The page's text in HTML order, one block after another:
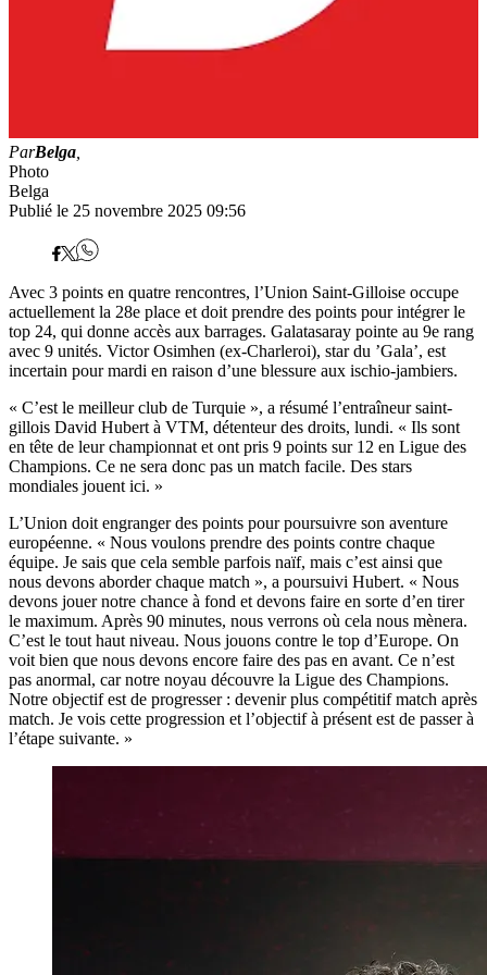
ParBelga
Photo
Belga
Publié le 25 novembre 2025 09:56
Avec 3 points en quatre rencontres, l’Union Saint-Gilloise occupe
actuellement la 28e place et doit prendre des points pour intégrer le
top 24, qui donne accès aux barrages. Galatasaray pointe au 9e rang
avec 9 unités. Victor Osimhen (ex-Charleroi), star du ’Gala’, est
incertain pour mardi en raison d’une blessure aux ischio-jambiers.
« C’est le meilleur club de Turquie », a résumé l’entraîneur saint-
gillois David Hubert à VTM, détenteur des droits, lundi. « Ils sont
en tête de leur championnat et ont pris 9 points sur 12 en Ligue des
Champions. Ce ne sera donc pas un match facile. Des stars
mondiales jouent ici. »
L’Union doit engranger des points pour poursuivre son aventure
européenne. « Nous voulons prendre des points contre chaque
équipe. Je sais que cela semble parfois naïf, mais c’est ainsi que
nous devons aborder chaque match », a poursuivi Hubert. « Nous
devons jouer notre chance à fond et devons faire en sorte d’en tirer
le maximum. Après 90 minutes, nous verrons où cela nous mènera.
C’est le tout haut niveau. Nous jouons contre le top d’Europe. On
voit bien que nous devons encore faire des pas en avant. Ce n’est
pas anormal, car notre noyau découvre la Ligue des Champions.
Notre objectif est de progresser : devenir plus compétitif match après
match. Je vois cette progression et l’objectif à présent est de passer à
l’étape suivante. »